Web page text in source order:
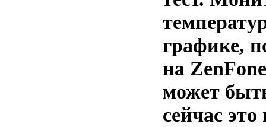
графике,
на
может
сейчас